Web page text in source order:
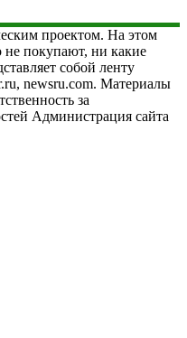
проектом. На этом
не покупают, ни какие
собой ленту
newsru.com. Материалы
за
Администрация сайта